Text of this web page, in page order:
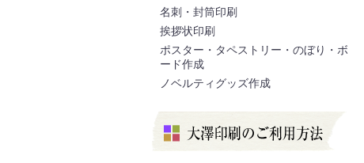
名刺・封筒印刷
挨拶状印刷
ポスター・タペストリー・のぼり・ボ
ード作成
ノベルティグッズ作成